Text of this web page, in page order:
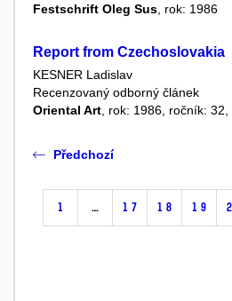
Festschrift Oleg Sus, rok: 1986
Report from Czechoslovakia
KESNER Ladislav
Recenzovaný odborný článek
Oriental Art , rok: 1986, ročník:
Předchozí
1 … 17 18 19